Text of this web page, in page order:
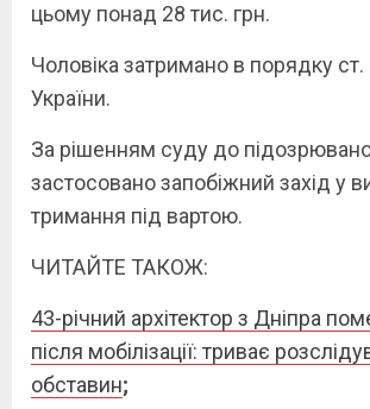
цьому понад 28 тис. грн.
Чоловіка затримано в порядку
України.
За рішенням суду до
застосовано запобіжний захід у
тримання під вартою.
ЧИТАЙТЕ ТАКОЖ:
43-річний архітектор з Дніпра
після мобілізації: триває
обставин;